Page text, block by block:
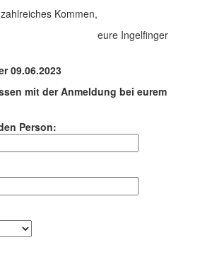
Kommen,
09.06.2023
mit der Anmeldung bei eurem
Person: